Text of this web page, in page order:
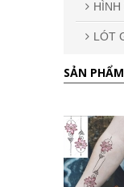
HÌNH
LÓT
SẢN